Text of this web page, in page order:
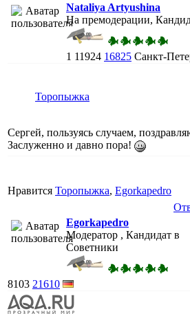
Nataliya Artyushina
На премодерации,
1 11924 16825 Санкт-
Торопыжка
Сергей, пользуясь случаем,
Заслуженно и давно пора!
Нравится Торопыжка, Egorkapedro
Egorkapedro
Модератор , Кандидат в
Советники
8103 21610